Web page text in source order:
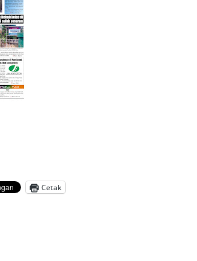
Cetak